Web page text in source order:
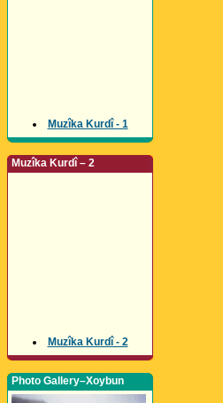
Muzîka Kurdî - 1
Muzîka Kurdî – 2
Muzîka Kurdî - 2
Photo Gallery–Xoybun